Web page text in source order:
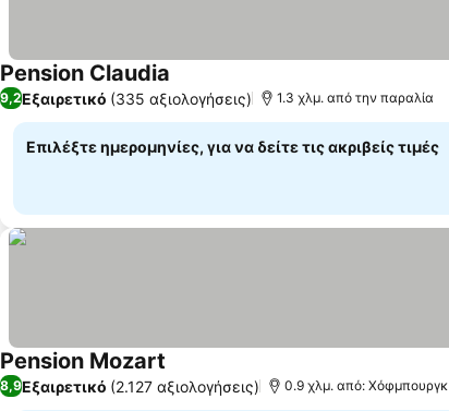
Pension Claudia
9,2Εξαιρετικό (335 αξιολογήσεις) 1.3 χλμ. από την παραλία
Επιλέξτε ημερομηνίες, για να δείτε τις ακριβείς τιμές
Pension Mozart
8,9Εξαιρετικό (2.127 αξιολογήσεις) 0.9 χλμ. από: Χόφμπουργκ